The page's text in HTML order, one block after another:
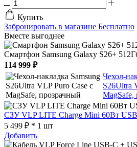
Купить
Забронировать в магазине Бесплатно
Вместе выгоднее
Смартфон Samsung Galaxy S26+
114 999 ₽
Чехол-
S26Ultra
MagSafe,
СЗУ VLP LITE Charge Mini 60Вт
5 499 ₽ * 1 шт
Добавить